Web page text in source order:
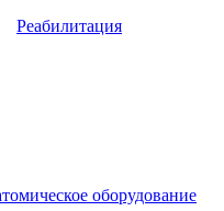
Реабилитация
оборудование